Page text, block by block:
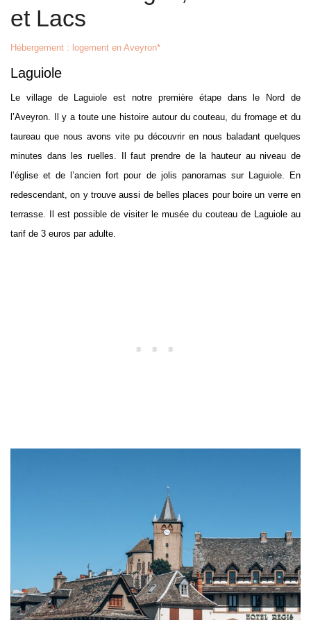
et Lacs
Hébergement : logement en Aveyron*
Laguiole
Le village de Laguiole est notre première étape dans le Nord de
l’Aveyron. Il y a toute une histoire autour du couteau, du fromage et du
taureau que nous avons vite pu découvrir en nous baladant quelques
minutes dans les ruelles. Il faut prendre de la hauteur au niveau de
l’église et de l’ancien fort pour de jolis panoramas sur Laguiole. En
redescendant, on y trouve aussi de belles places pour boire un verre en
terrasse. Il est possible de visiter le musée du couteau de Laguiole au
tarif de 3 euros par adulte.